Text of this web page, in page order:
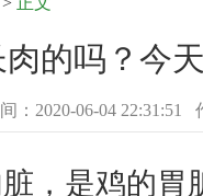
的吗？今
：2020-06-04 22:31:51
，是鸡的胃